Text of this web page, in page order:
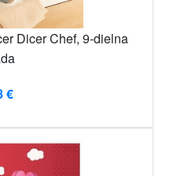
Dicer Chef, 9-dielna
€